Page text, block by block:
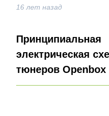
16 лет назад
Принципиальная
электрическая
тюнеров Openbox